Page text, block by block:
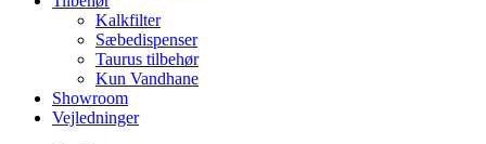
Kalkfilter
Sæbedispenser
Taurus tilbehør
Kun Vandhane
Showroom
Vejledninger